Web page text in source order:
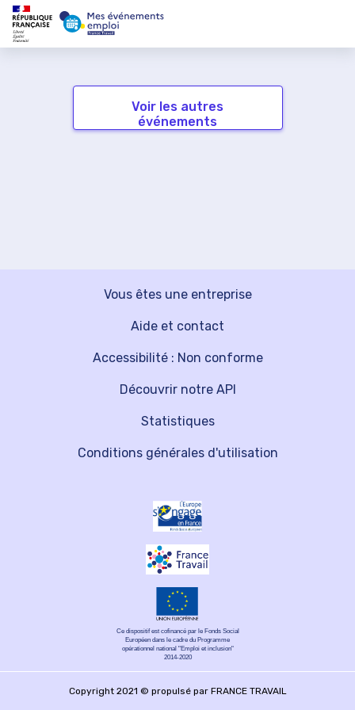
Voir les autres
événements
Vous êtes une entreprise
Découvrir notre API
Aide et contact
Statistiques
Accessibilité : Non conforme
Conditions générales d'utilisation
Ce dispositif est cofinancé par le Fonds Social
Européen dans le cadre du Programme
opérationnel national "Emploi et inclusion"
2014-2020
Copyright 2021 © propulsé par FRANCE TRAVAIL